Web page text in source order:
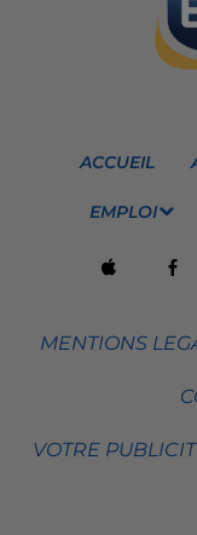
ACCUEIL
EMPLOI
MENTIONS
VOTRE